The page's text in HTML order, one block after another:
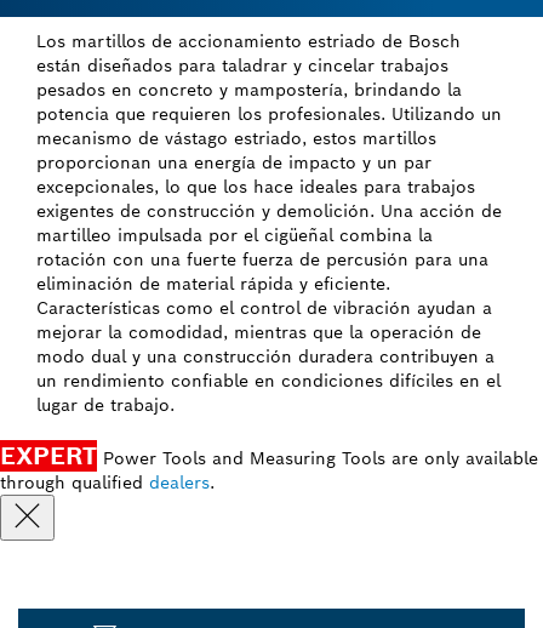
Los martillos de accionamiento estriado de Bosch
están diseñados para taladrar y cincelar trabajos
pesados en concreto y mampostería, brindando la
potencia que requieren los profesionales. Utilizando un
mecanismo de vástago estriado, estos martillos
proporcionan una energía de impacto y un par
excepcionales, lo que los hace ideales para trabajos
exigentes de construcción y demolición. Una acción de
martilleo impulsada por el cigüeñal combina la
rotación con una fuerte fuerza de percusión para una
eliminación de material rápida y eficiente.
Características como el control de vibración ayudan a
mejorar la comodidad, mientras que la operación de
modo dual y una construcción duradera contribuyen a
un rendimiento confiable en condiciones difíciles en el
lugar de trabajo.
EXPERT Power Tools and Measuring Tools are only available
through qualified dealers.